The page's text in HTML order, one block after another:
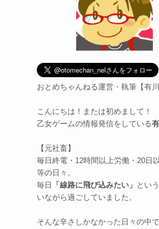
おとめちゃんねる運営・執筆【有川
こんにちは！または初めまして！
乙女ゲームの情報発信をしている
【元社畜】
毎日終電・12時間以上労働・20日
等の日々。
毎日
「線路に飛び込みたい」 とい
いながら過ごしていました。
そんな辛さしかなかった日々の中で